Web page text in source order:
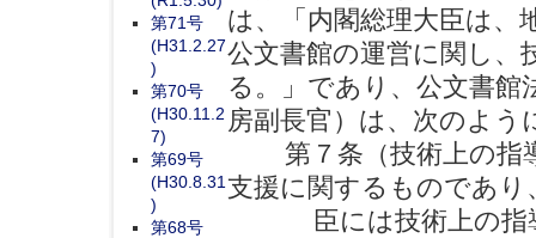
は、「内閣総理大臣は、
公文書館の運営に関し、
る。」であり、公文書館
房副長官）は、次のよ
第７条（技術上の指
支援に関するものであり
臣には技術上の指導
第71号
(H31.2.27
)
第70号
(H30.11.2
7)
第69号
(H30.8.31
)
第68号